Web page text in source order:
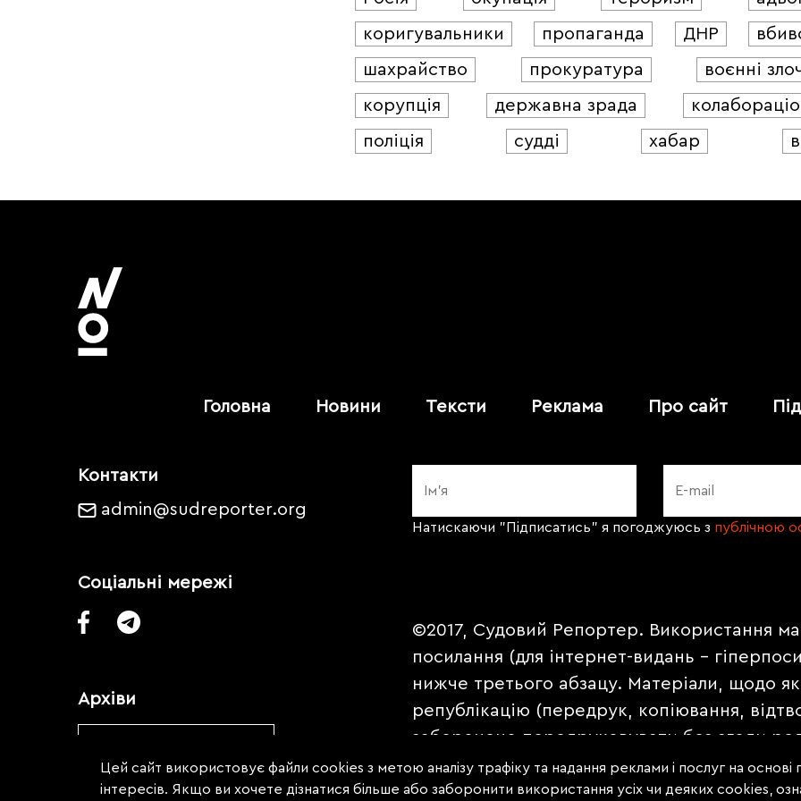
коригувальники
пропаганда ДНР
шахрайство
прокуратура
воєнні
корупція
державна зрада
поліція
судді хабар
Головна Новини Тексти Реклама Про сайт
Контакти
admin@sudreporter.org
Соціальні мережі
Архіви
Натискаючи "Підписатись" я погоджуюсь з публічною
©2017, Судовий Репортер. Використання
посилання (для інтернет-видань -
нижче третього абзацу. Матеріали, щодо
републікацію (передрук, копіювання,
заборонено передруковувати без згоди
PROMOTED, ЗА ПІДТРИМКИ, * публікуються
Цей сайт використовує файли cookies з метою аналізу трафіку та надання реклами і послуг на
інтересів. Якщо ви хочете дізнатися більше або заборонити використання усіх чи деяких cookies,